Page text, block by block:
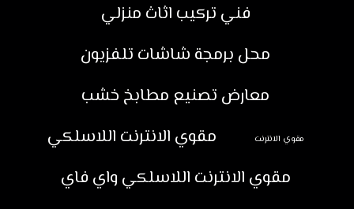
فني تركيب اثاث منزلي
محل برمجة شاشات تلفزيون
معارض تصنيع مطابخ خشب
مقوي الانترنت
مقوي الانترنت اللاسلكي
مقوي الانترنت اللاسلكي واي فاي